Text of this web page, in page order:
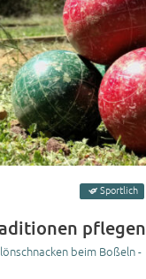
Sportlich
pflegen
beim Boßeln -